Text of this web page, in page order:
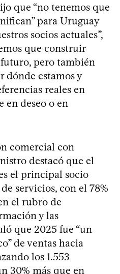
que “no tenemos que
para Uruguay
socios actuales”,
que construir
pero también
dónde estamos y
reales en
en deseo o en
comercial con
destacó que el
el principal socio
servicios, con el 78%
el rubro de
y las
que 2025 fue “un
de ventas hacia
los 1.553
30% más que en